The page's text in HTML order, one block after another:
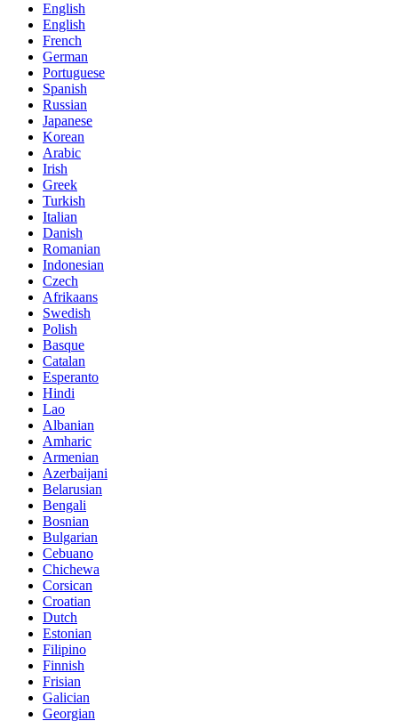
English
English
French
German
Portuguese
Spanish
Russian
Japanese
Korean
Arabic
Irish
Greek
Turkish
Italian
Danish
Romanian
Indonesian
Czech
Afrikaans
Swedish
Polish
Basque
Catalan
Esperanto
Hindi
Lao
Albanian
Amharic
Armenian
Azerbaijani
Belarusian
Bengali
Bosnian
Bulgarian
Cebuano
Chichewa
Corsican
Croatian
Dutch
Estonian
Filipino
Finnish
Frisian
Galician
Georgian